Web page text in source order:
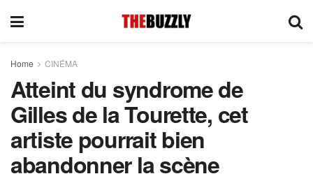
Home CINÉMA
Atteint du syndrome de
Gilles de la Tourette, cet
artiste pourrait bien
abandonner la scène